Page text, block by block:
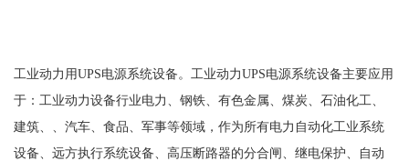
工业动力用UPS电源系统设备。工业动力UPS电源系统设备主要应用
于：工业动力设备行业电力、钢铁、有色金属、煤炭、石油化工、
建筑、、汽车、食品、军事等领域，作为所有电力自动化工业系统
设备、远方执行系统设备、高压断路器的分合闸、继电保护、自动